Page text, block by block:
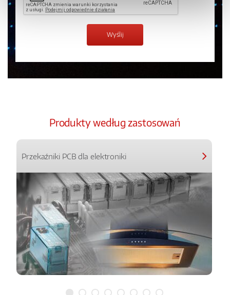
Produkty według zastosowań
Przekaźniki PCB dla elektroniki